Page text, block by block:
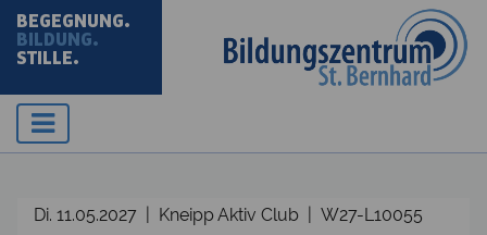
BEGEGNUNG.
BILDUNG.
STILLE.
Di. 11.05.2027 | Kneipp Aktiv Club | W27-L10055